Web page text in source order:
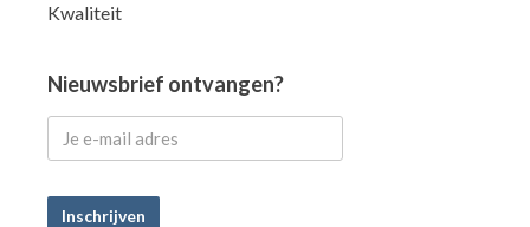
Kwaliteit
Nieuwsbrief ontvangen?
Inschrijven